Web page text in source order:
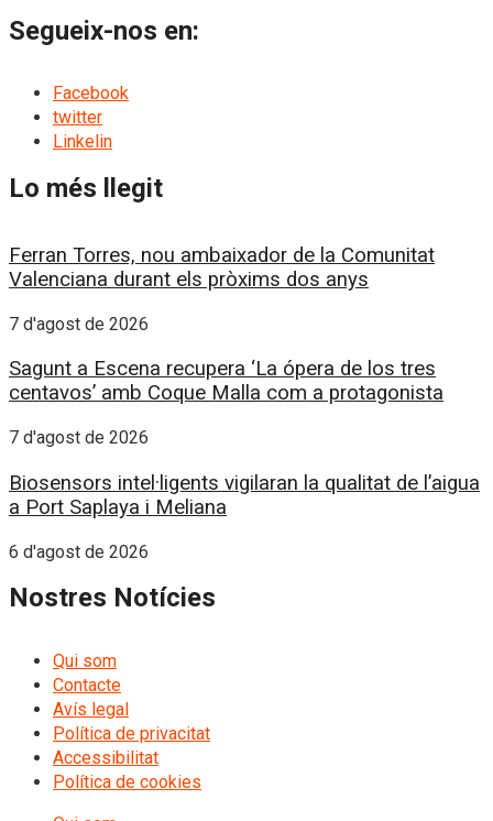
Segueix-nos en:
Facebook
twitter
Linkelin
Lo més llegit
Ferran Torres, nou ambaixador de la Comunitat
Valenciana durant els pròxims dos anys
7 d'agost de 2026
Sagunt a Escena recupera ‘La ópera de los tres
centavos’ amb Coque Malla com a protagonista
7 d'agost de 2026
Biosensors intel·ligents vigilaran la qualitat de l’aigua
a Port Saplaya i Meliana
6 d'agost de 2026
Nostres Notícies
Qui som
Contacte
Avís legal
Política de privacitat
Accessibilitat
Política de cookies